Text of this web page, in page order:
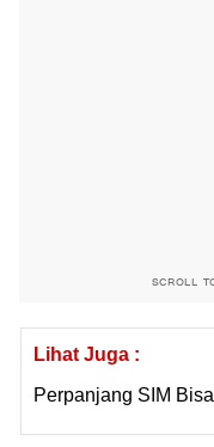
SCROLL
Lihat Juga :
Perpanjang SIM